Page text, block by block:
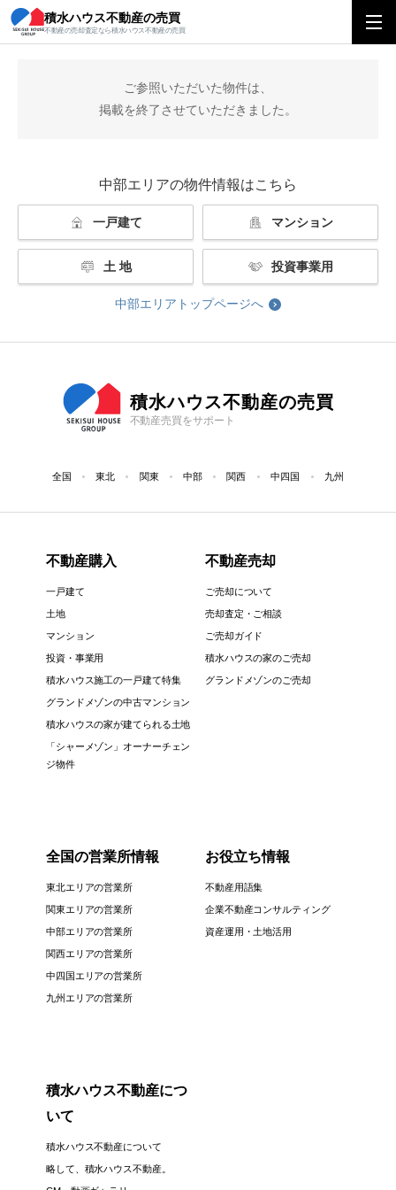
積水ハウス不動産の売買
不動産の売却査定なら積水ハウス不動産の売買
積水ハウス不動産の売買 中部エリアトップ
ご参照いただいた物件は、
掲載を終了させていただきました。
中部エリアの物件情報はこちら
一戸建て マンション
土 地 投資事業用
中部エリアトップページへ
積水ハウス不動産の売買
不動産売買をサポート
全国 東北 関東 中部 関西 中四国 九州
不動産購入
一戸建て
土地
マンション
投資・事業用
積水ハウス施工の一戸建て特集
グランドメゾンの中古マンション
積水ハウスの家が建てられる土地
「シャーメゾン」オーナーチェン
ジ物件
不動産売却
ご売却について
売却査定・ご相談
ご売却ガイド
積水ハウスの家のご売却
グランドメゾンのご売却
全国の営業所情報
東北エリアの営業所
関東エリアの営業所
中部エリアの営業所
関西エリアの営業所
中四国エリアの営業所
九州エリアの営業所
お役立ち情報
不動産用語集
企業不動産コンサルティング
資産運用・土地活用
積水ハウス不動産につ
いて
積水ハウス不動産について
略して、積水ハウス不動産。